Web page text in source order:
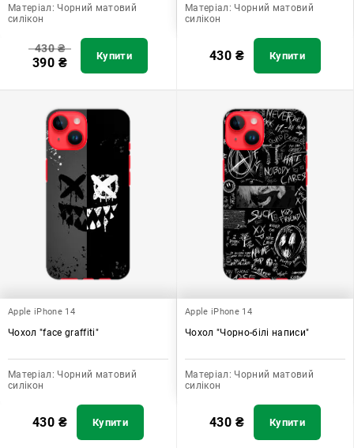
Матеріал: Чорний матовий
силікон
430₴
390 ₴ Купити
Матеріал: Чорний матовий
силікон
430 ₴ Купити
Apple iPhone 14
Чохол "face graffiti"
Матеріал: Чорний матовий
силікон
430 ₴ Купити
Apple iPhone 14
Чохол "Чорно-білі написи"
Матеріал: Чорний матовий
силікон
430 ₴ Купити